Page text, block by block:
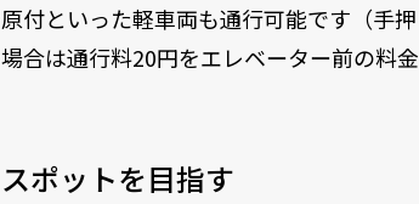
付といった軽車両も通行可能です（手押
合は通行料20円をエレベーター前の料金
ポットを目指す